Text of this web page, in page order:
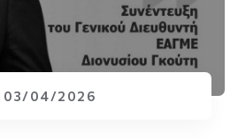
03/04/2026